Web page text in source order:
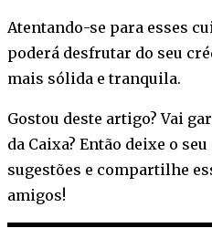
Atentando-se para esses
poderá desfrutar do seu
mais sólida e tranquila.
Gostou deste artigo? Vai
da Caixa? Então deixe o
sugestões e compartilhe
amigos!